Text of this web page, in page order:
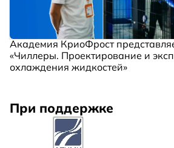
Академия КриоФрост
«Чиллеры. Проектирование и
охлаждения жидкостей»
При поддержке